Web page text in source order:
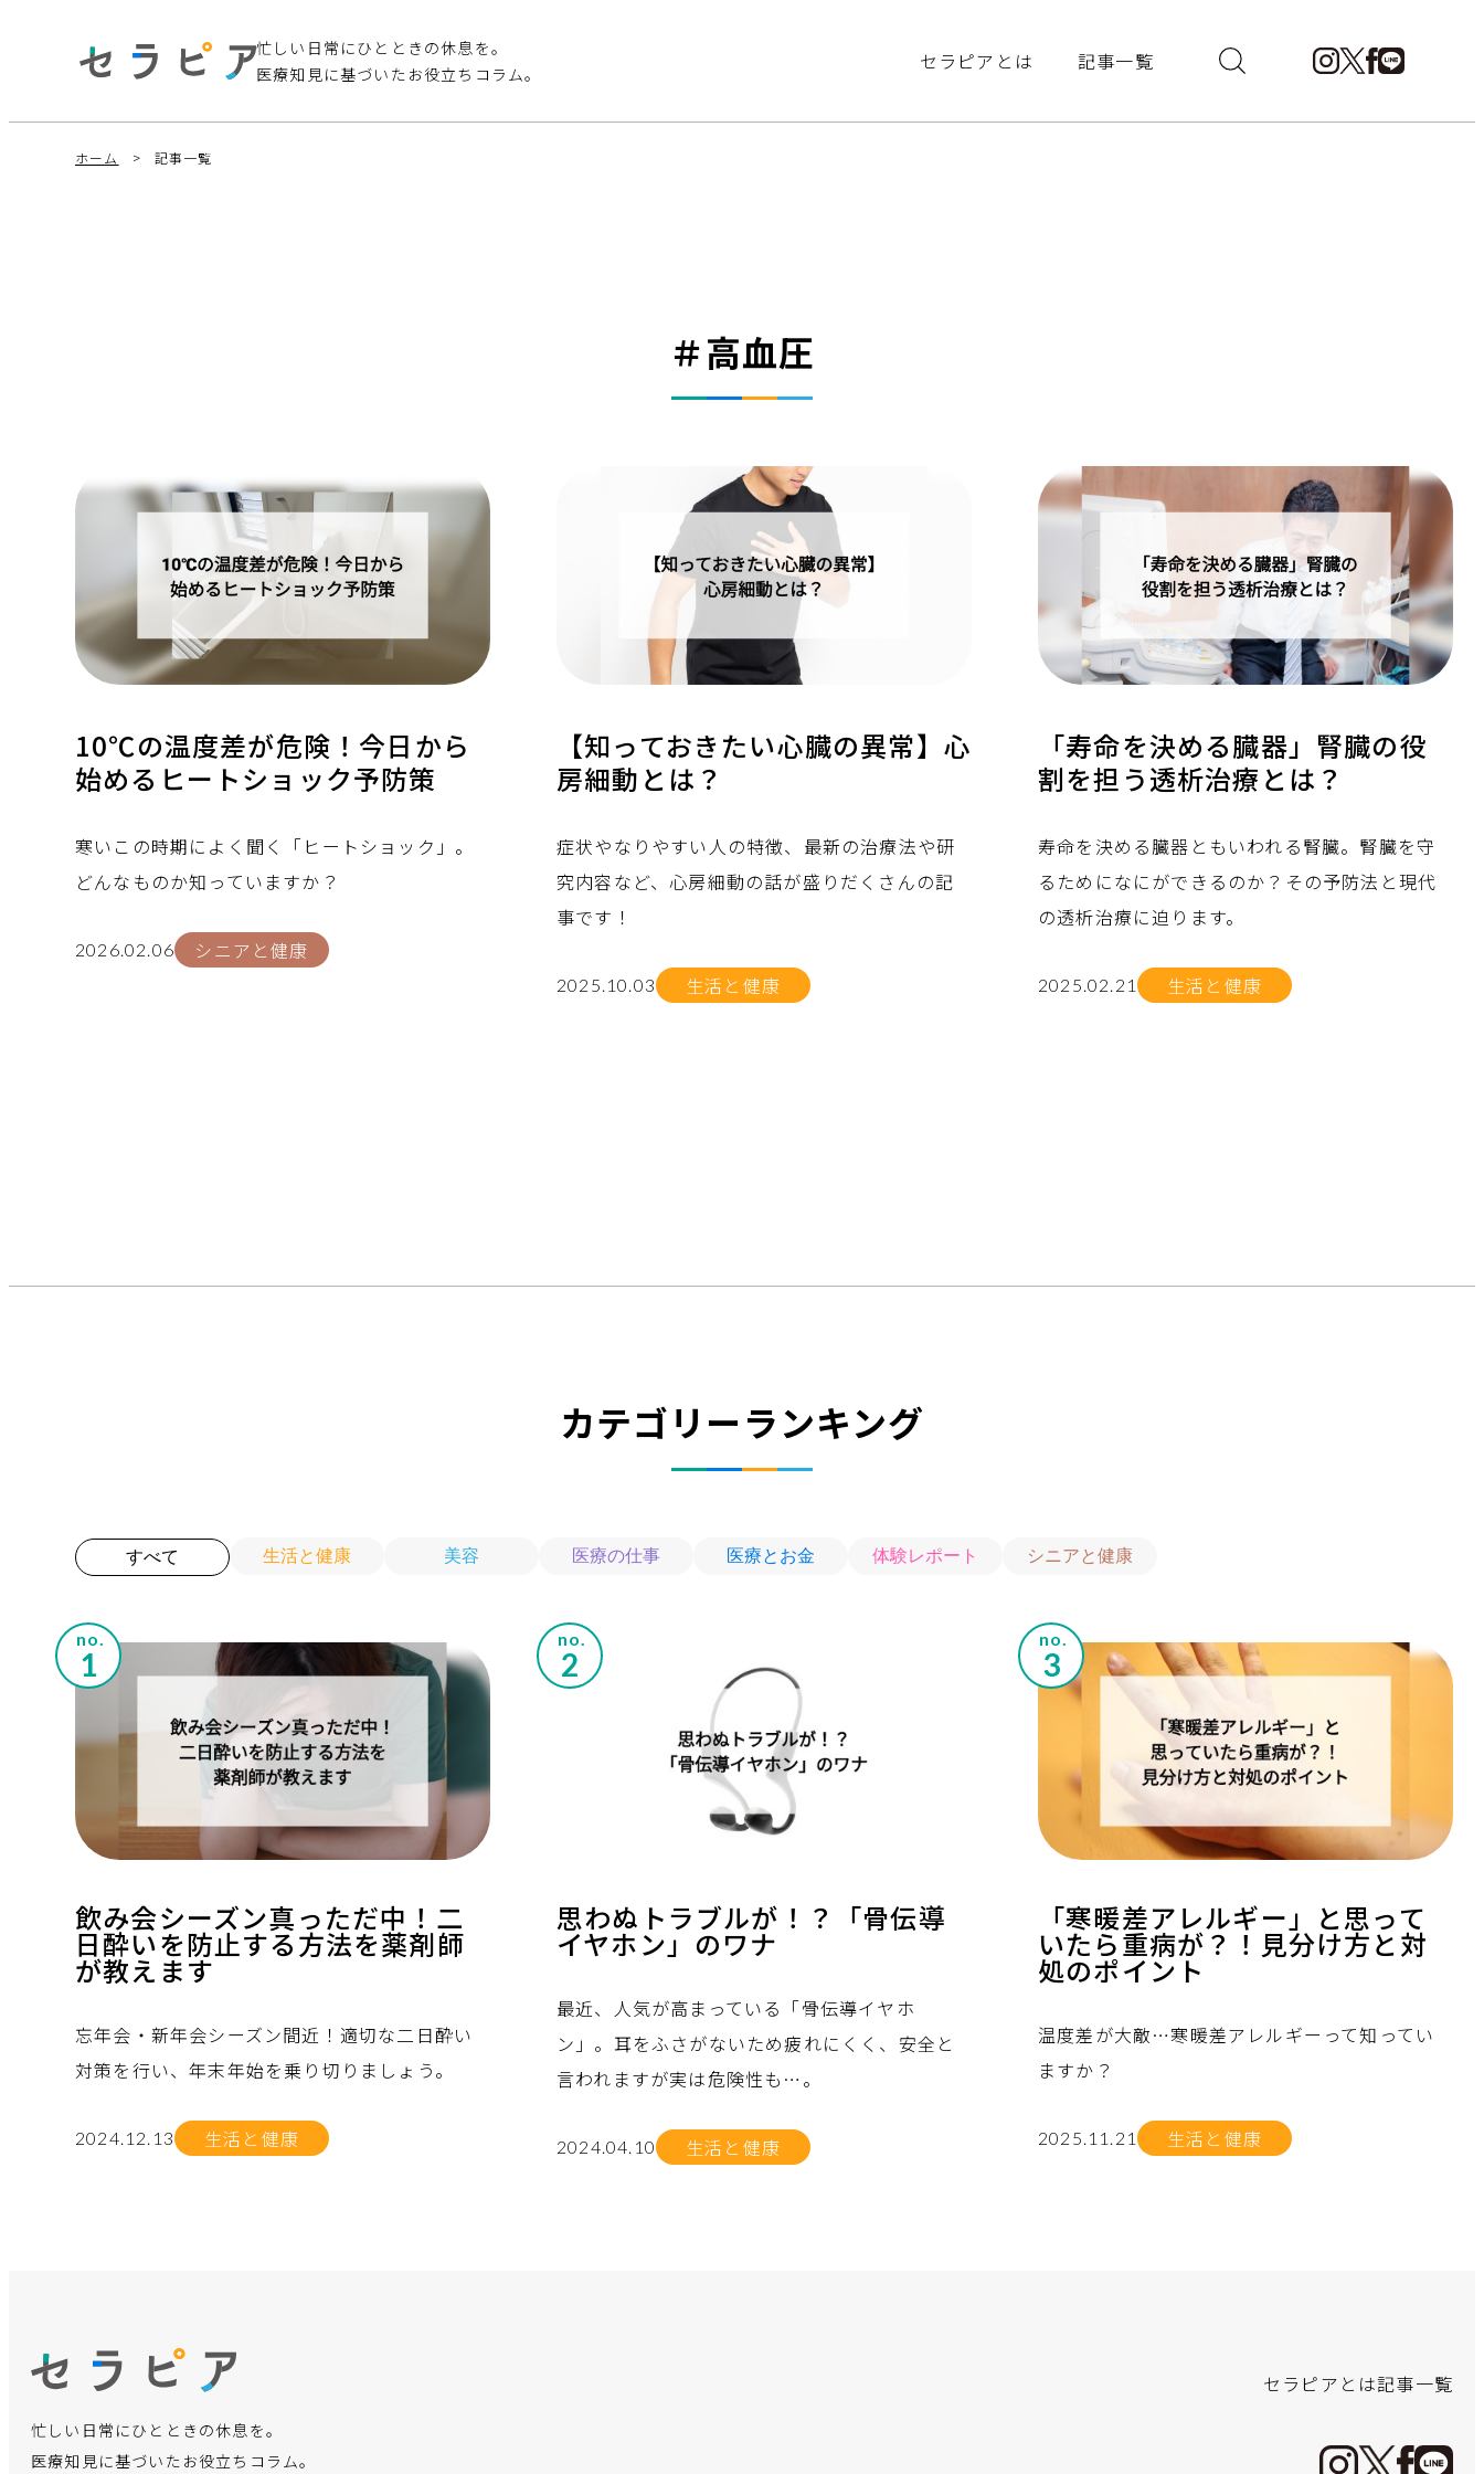
忙しい日常にひとときの休息を。
医療知見に基づいたお役立ちコラム。
セラピアとは 記事一覧
ホーム 記事一覧
＃高血圧
10℃の温度差が危険！今日から
始めるヒートショック予防策
寒いこの時期によく聞く「ヒートショック」。
どんなものか知っていますか？
2026.02.06 シニアと健康
【知っておきたい心臓の異常】心
房細動とは？
症状やなりやすい人の特徴、最新の治療法や研
究内容など、心房細動の話が盛りだくさんの記
事です！
2025.10.03 生活と健康
「寿命を決める臓器」腎臓の役
割を担う透析治療とは？
寿命を決める臓器ともいわれる腎臓。腎臓を守
るためになにができるのか？その予防法と現代
の透析治療に迫ります。
2025.02.21 生活と健康
カテゴリーランキング
すべて 生活と健康 美容 医療の仕事 医療とお金 体験レポート シニアと健康
no.
飲み会シーズン真っただ中！二
日酔いを防止する方法を薬剤師
が教えます
忘年会・新年会シーズン間近！適切な二日酔い
対策を行い、年末年始を乗り切りましょう。
2024.12.13 生活と健康
no.
思わぬトラブルが！？「骨伝導
イヤホン」のワナ
最近、人気が高まっている「骨伝導イヤホ
ン」。耳をふさがないため疲れにくく、安全と
言われますが実は危険性も…。
2024.04.10 生活と健康
no.
「寒暖差アレルギー」と思って
いたら重病が？！見分け方と対
処のポイント
温度差が大敵…寒暖差アレルギーって知ってい
ますか？
2025.11.21 生活と健康
忙しい日常にひとときの休息を。
医療知見に基づいたお役立ちコラム。
セラピアとは記事一覧